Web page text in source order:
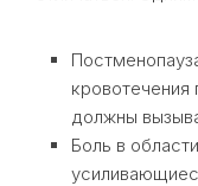
должны
Боль в